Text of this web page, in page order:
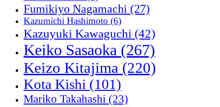
Fumikiyo Nagamachi (27)
Kazumichi Hashimoto (6)
Kazuyuki Kawaguchi (42)
Keiko Sasaoka (267)
Keizo Kitajima (220)
Kota Kishi (101)
Mariko Takahashi (23)